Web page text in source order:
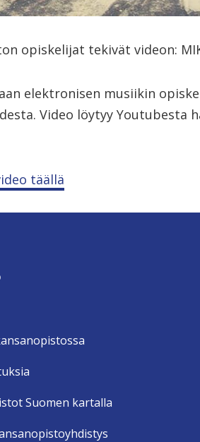
opiskelijat tekivät videon:
elektronisen musiikin
Video löytyy Youtubesta
täällä
Suomen kartalla